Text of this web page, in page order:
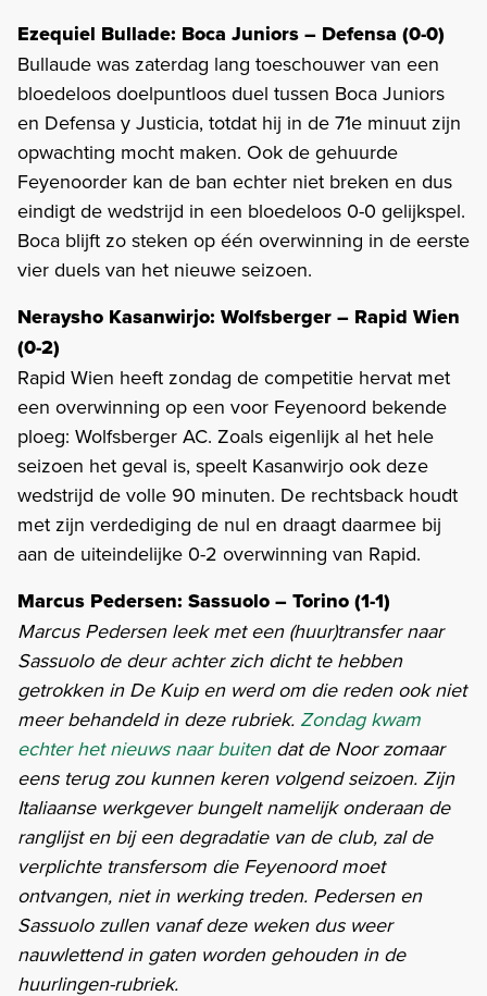
Ezequiel Bullade: Boca Juniors – Defensa (0-0)
Bullaude was zaterdag lang toeschouwer van een
bloedeloos doelpuntloos duel tussen Boca Juniors
en Defensa y Justicia, totdat hij in de 71e minuut zijn
opwachting mocht maken. Ook de gehuurde
Feyenoorder kan de ban echter niet breken en dus
eindigt de wedstrijd in een bloedeloos 0-0 gelijkspel.
Boca blijft zo steken op één overwinning in de eerste
vier duels van het nieuwe seizoen.
Neraysho Kasanwirjo: Wolfsberger – Rapid Wien
(0-2)
Rapid Wien heeft zondag de competitie hervat met
een overwinning op een voor Feyenoord bekende
ploeg: Wolfsberger AC. Zoals eigenlijk al het hele
seizoen het geval is, speelt Kasanwirjo ook deze
wedstrijd de volle 90 minuten. De rechtsback houdt
met zijn verdediging de nul en draagt daarmee bij
aan de uiteindelijke 0-2 overwinning van Rapid.
Marcus Pedersen: Sassuolo – Torino (1-1)
Marcus Pedersen leek met een (huur)transfer naar
Sassuolo de deur achter zich dicht te hebben
getrokken in De Kuip en werd om die reden ook niet
meer behandeld in deze rubriek. Zondag kwam
echter het nieuws naar buitendat de Noor zomaar
eens terug zou kunnen keren volgend seizoen. Zijn
Italiaanse werkgever bungelt namelijk onderaan de
ranglijst en bij een degradatie van de club, zal de
verplichte transfersom die Feyenoord moet
ontvangen, niet in werking treden. Pedersen en
Sassuolo zullen vanaf deze weken dus weer
nauwlettend in gaten worden gehouden in de
huurlingen-rubriek.